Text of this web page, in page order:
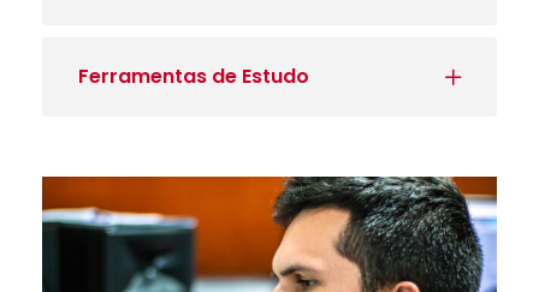
Ferramentas de Estudo